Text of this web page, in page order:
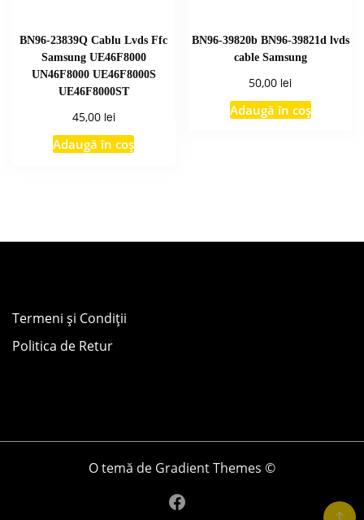
BN96-23839Q Cablu Lvds Ffc
Samsung UE46F8000
UN46F8000 UE46F8000S
UE46F8000ST
45,00 lei
Adaugă în coș
BN96-39820b BN96-39821d lvds
cable Samsung
50,00 lei
Adaugă în coș
Termeni și Condiții
Politica de Retur
O temă de Gradient Themes ©